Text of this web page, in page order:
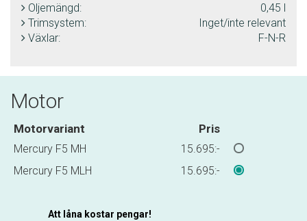
Oljemängd:
0,45 l
Trimsystem:
Inget/inte relevant
Växlar:
F-N-R
Motor
Motorvariant Pris
Mercury F5 MH
15.695:-
Mercury F5 MLH
15.695:-
Att låna kostar pengar!